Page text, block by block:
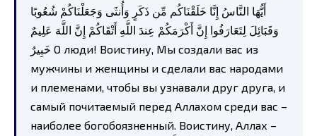
أَيُّهَا النَّاسُ إِنَّا خَلَقْنَاكُم مِّن ذَكَرٍ وَأُنثَى وَجَعَلْنَاكُمْ شُعُوبًا
وَقَبَائِلَ لِتَعَارَفُوا إِنَّ أَكْرَمَكُمْ عِندَ اللَّهِ أَتْقَاكُمْ إِنَّ اللَّهَ عَلِيمٌ
خَبِيرٌ О люди! Воистину, Мы создали вас из
мужчины и женщины и сделали вас народами
и племенами, чтобы вы узнавали друг друга, и
самый почитаемый перед Аллахом среди вас –
наиболее богобоязненный. Воистину, Аллах –